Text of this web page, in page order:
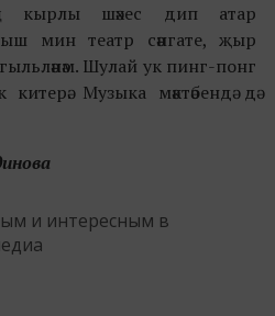
шәхес дип атар
мин театр сәнгате, җыр
Шулай ук пинг-понг
Музыка мәктәбендә дә
и интересным в